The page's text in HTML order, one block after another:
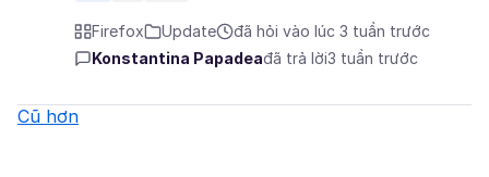
Firefox Update
đã hỏi vào lúc 3 tuần trước
Konstantina Papadeađã trả lời3 tuần trước
Cũ hơn